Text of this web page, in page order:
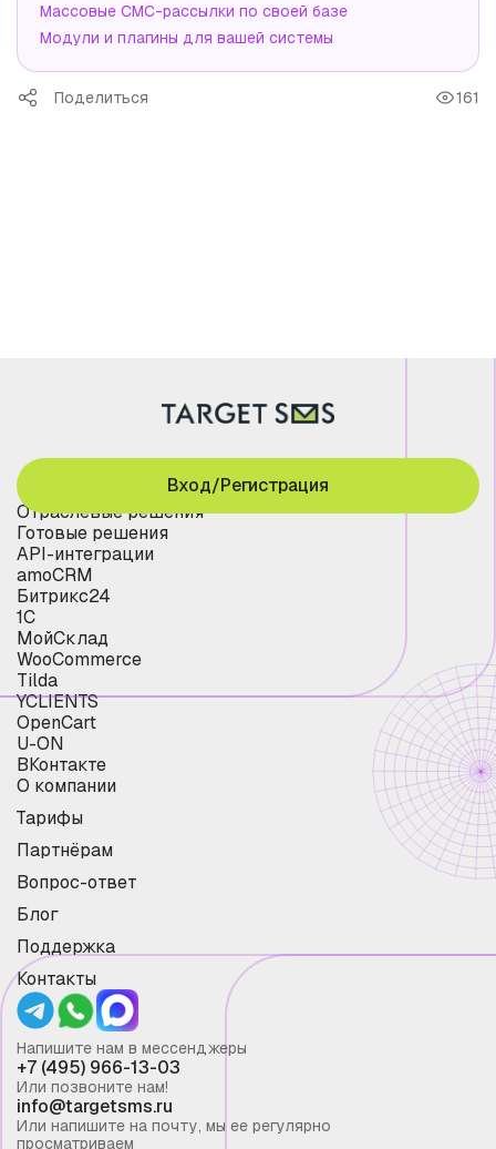
Массовые СМС-рассылки по своей базе
Модули и плагины для вашей системы
Поделиться 161
Отраслевые решения
Готовые решения
API-интеграции
amoCRM
Битрикс24
1С
МойСклад
WooCommerce
Tilda
YCLIENTS
OpenCart
U-ON
ВКонтакте
О компании
Тарифы
Партнёрам
Вопрос-ответ
Блог
Поддержка
Контакты
Вход/Регистрация
Напишите нам в мессенджеры
+7 (495) 966-13-03
Или позвоните нам!
info@targetsms.ru
Или напишите на почту, мы ее регулярно
просматриваем